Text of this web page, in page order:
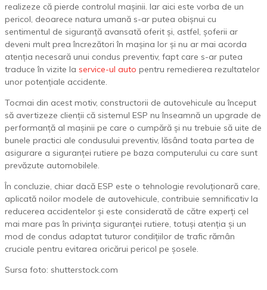
realizeze că pierde controlul mașinii. Iar aici este vorba de un
pericol, deoarece natura umană s-ar putea obișnui cu
sentimentul de siguranță avansată oferit și, astfel, șoferii ar
deveni mult prea încrezători în mașina lor și nu ar mai acorda
atenția necesară unui condus preventiv, fapt care s-ar putea
traduce în vizite la service-ul auto pentru remedierea rezultatelor
unor potențiale accidente.
Tocmai din acest motiv, constructorii de autovehicule au început
să avertizeze clienții că sistemul ESP nu înseamnă un upgrade de
performanță al mașinii pe care o cumpără și nu trebuie să uite de
bunele practici ale condusului preventiv, lăsând toata partea de
asigurare a siguranței rutiere pe baza computerului cu care sunt
prevăzute automobilele.
În concluzie, chiar dacă ESP este o tehnologie revoluționară care,
aplicată noilor modele de autovehicule, contribuie semnificativ la
reducerea accidentelor și este considerată de către experți cel
mai mare pas în privința siguranței rutiere, totuși atenția și un
mod de condus adaptat tuturor condițiilor de trafic rămân
cruciale pentru evitarea oricărui pericol pe șosele.
Sursa foto: shutterstock.com